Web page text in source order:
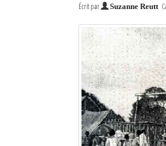
Écrit par Suzanne Reutt